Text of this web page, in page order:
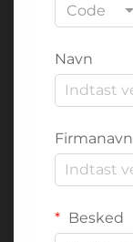
Code
Navn
Firmanavn
Besked